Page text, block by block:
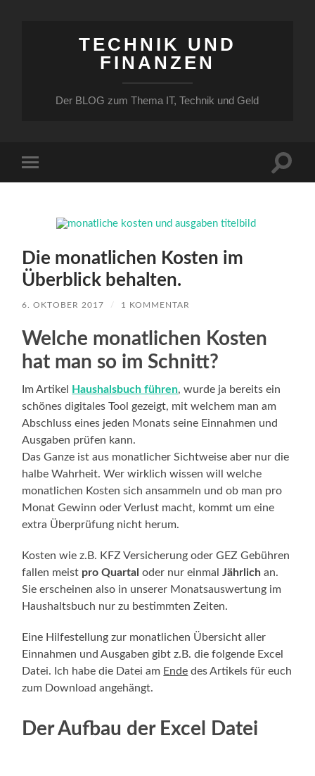
TECHNIK UND
FINANZEN
Der BLOG zum Thema IT, Technik und Geld
Menü
Die monatlichen Kosten im
Überblick behalten.
6. OKTOBER 2017 / 1 KOMMENTAR
Welche monatlichen Kosten
hat man so im Schnitt?
Im Artikel Haushalsbuch führen, wurde ja bereits ein
schönes digitales Tool gezeigt, mit welchem man am
Abschluss eines jeden Monats seine Einnahmen und
Ausgaben prüfen kann.
Das Ganze ist aus monatlicher Sichtweise aber nur die
halbe Wahrheit. Wer wirklich wissen will welche
monatlichen Kosten sich ansammeln und ob man pro
Monat Gewinn oder Verlust macht, kommt um eine
extra Überprüfung nicht herum.
Kosten wie z.B. KFZ Versicherung oder GEZ Gebühren
fallen meist pro Quartal oder nur einmalJährlich an.
Sie erscheinen also in unserer Monatsauswertung im
Haushaltsbuch nur zu bestimmten Zeiten.
Eine Hilfestellung zur monatlichen Übersicht aller
Einnahmen und Ausgaben gibt z.B. die folgende Excel
Datei. Ich habe die Datei am Ende des Artikels für euch
zum Download angehängt.
Der Aufbau der Excel Datei